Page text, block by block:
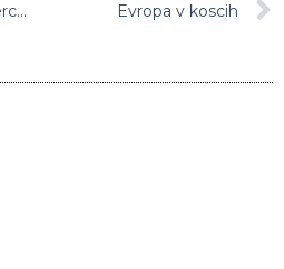
Hamilton jezen na Mercedes: Nekdo noče, da osvojim naslov Evropa v koscih